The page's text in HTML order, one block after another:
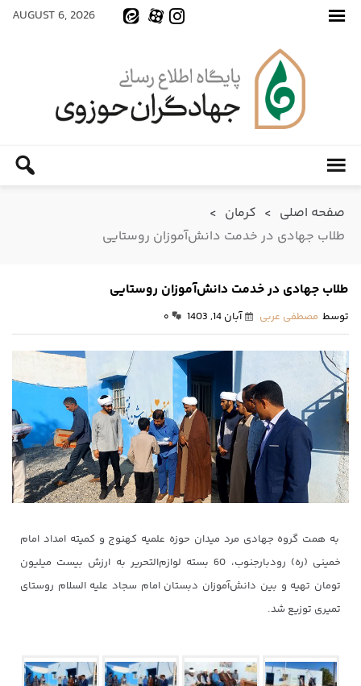
AUGUST 6, 2026
صفحه اصلی > کرمان >
طلاب جهادی در خدمت دانش‌آموزان روستایی
طلاب جهادی در خدمت دانش‌آموزان روستایی
توسط مصطفی عربی آبان 14, 1403 ۰
به همت گروه‌ جهادی مرد میدان حوزه علمیه کهنوج و کمیته امداد امام
خمینی (ره) رودبارجنوب، 60 بسته لوازم‌التحریر به ارزش بیست میلیون
تومان تهیه و بین دانش‌آموزان دبستان امام سجاد علیه السلام روستای
تمیری توزیع شد.